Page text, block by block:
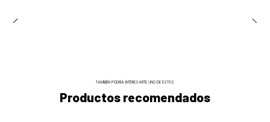
TAMBIÉN PODRÍA INTERESARTE UNO DE ESTOS
Productos recomendados